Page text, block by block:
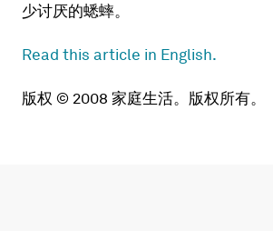
少讨厌的蟋蟀。
Read this article in English.
版权 © 2008 家庭生活。版权所有。